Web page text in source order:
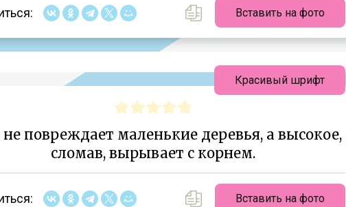
Вставить на фото
повреждает маленькие деревья, а высокое,
сломав, вырывает с корнем.
Вставить на фото
Красивый шрифт